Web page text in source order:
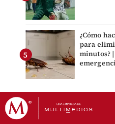
¿Cómo
para
minutos?